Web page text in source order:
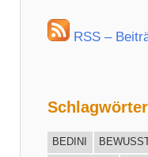
RSS –
Schlagwörter
BEDINI